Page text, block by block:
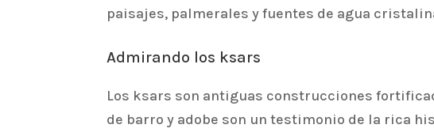
paisajes, palmerales y fuentes de agua
Admirando los ksars
Los ksars son antiguas construcciones
de barro y adobe son un testimonio de la rica